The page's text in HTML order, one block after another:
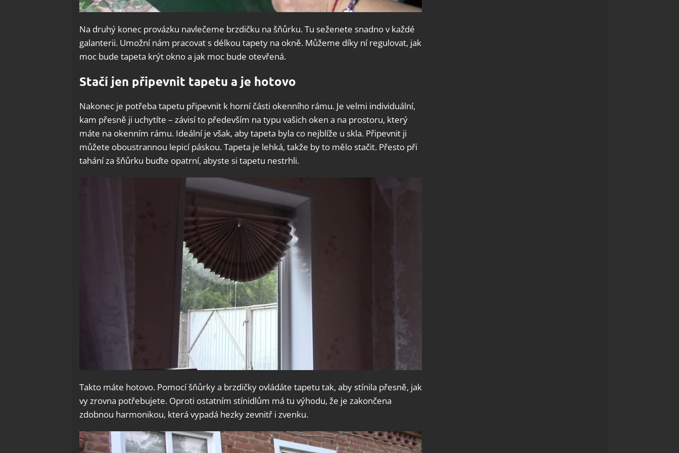
Na druhý konec provázku navlečeme brzdičku na šňůrku. Tu seženete snadno v každé
galanterii. Umožní nám pracovat s délkou tapety na okně. Můžeme díky ní regulovat, jak
moc bude tapeta krýt okno a jak moc bude otevřená.
Stačí jen připevnit tapetu a je hotovo
Nakonec je potřeba tapetu připevnit k horní části okenního rámu. Je velmi individuální,
kam přesně ji uchytíte – závisí to především na typu vašich oken a na prostoru, který
máte na okenním rámu. Ideální je však, aby tapeta byla co nejblíže u skla. Připevnit ji
můžete oboustrannou lepicí páskou. Tapeta je lehká, takže by to mělo stačit. Přesto při
tahání za šňůrku buďte opatrní, abyste si tapetu nestrhli.
Takto máte hotovo. Pomocí šňůrky a brzdičky ovládáte tapetu tak, aby stínila přesně, jak
vy zrovna potřebujete. Oproti ostatním stínidlům má tu výhodu, že je zakončena
zdobnou harmonikou, která vypadá hezky zevnitř i zvenku.